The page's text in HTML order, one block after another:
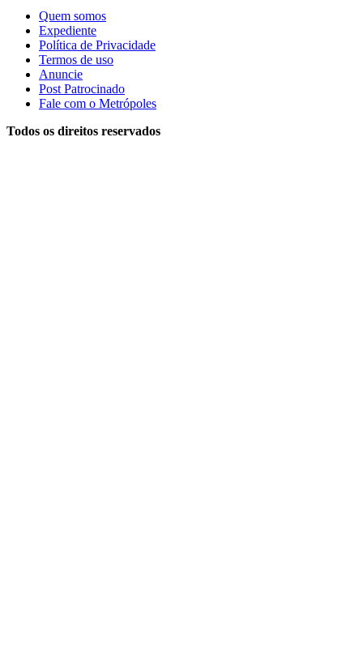
Quem somos
Expediente
Política de Privacidade
Termos de uso
Anuncie
Post Patrocinado
Fale com o Metrópoles
Todos os direitos reservados